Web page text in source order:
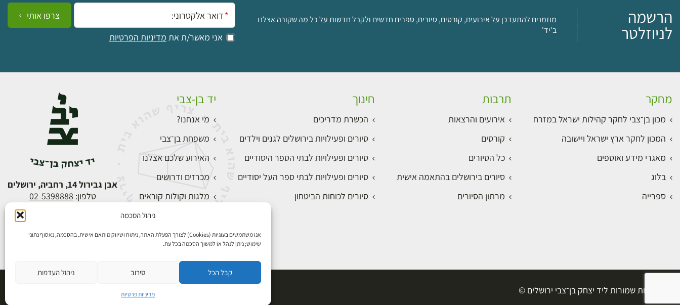
ניהול הסכמה
אנו משתמשים בעוגיות (Cookies) לצורך הפעלת האתר, ניתוח ושיווק מותאם אישית. בהסכמה, נאסוף נתוני
שימוש; ניתן לנהל או למשוך הסכמה בכל עת.
קבל הכל סירוב ניהול העדפות
מדיניות פרטיות
הרשמה
לניוזלטר
מוזמנים להתעדכן על אירועים, קורסים, סיורים, ספרים חדשים ולקבל חדשות על כל מה שקורה אצלנו
ב'יד'
אימייל:
אני מאשר/ת את מדיניות הפרטיות
צרפו אותי
מחקר
מכון בן־צבי לחקר קהילות ישראל במזרח
המכון לחקר ארץ ישראל ויישובה
מאגרי מידע ואוספים
בלוג
ספרייה
תרבות
אירועים והרצאות
קורסים
כל הסיורים
סיורים בירושלים בהתאמה אישית
מרתון הסיורים
חינוך
הכשרת מדריכים
סיורים ופעילויות בירושלים לגנים וילדים
סיורים ופעילויות לבתי הספר היסודיים
סיורים ופעילויות לבתי ספר העל יסודיים
סיורים לכוחות הביטחון
יד בן-צבי
מי אנחנו?
משפחת בן־צבי
האירוע שלכם אצלנו
מכרזים ודרושים
מלגות וקולות קוראים
התחברות
אבן גבירול 14, רחביה, ירושלים
טלפון: 02-5398888
כל הזכויות שמורות ליד יצחק בן־צבי ירושלים ©